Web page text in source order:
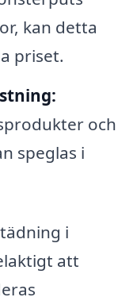
kan detta
priset.
och
speglas i
i
att